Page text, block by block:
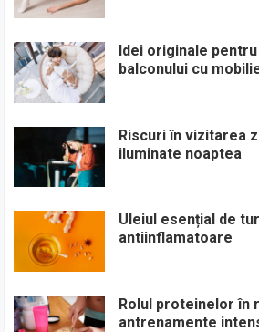
Idei originale
balconului cu
Riscuri în vizitarea
iluminate noaptea
Uleiul esențial de
antiinflamatoare
Rolul proteinelor în
antrenamente